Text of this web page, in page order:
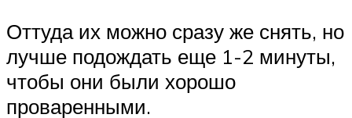
Оттуда их можно сразу же снять, но
лучше подождать еще 1-2 минуты,
чтобы они были хорошо
проваренными.